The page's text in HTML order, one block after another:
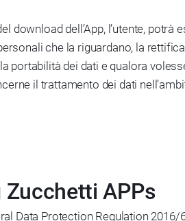
download dell’App, l’utente,
che la riguardano, la
portabilità dei dati e qualora
il trattamento dei dati
APPs
Data Protection Regulation 2016/